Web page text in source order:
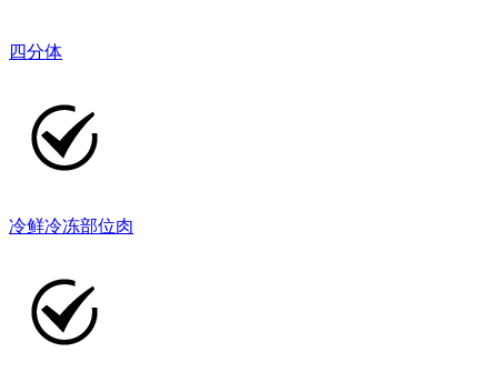
四分体
冷鲜冷冻部位肉